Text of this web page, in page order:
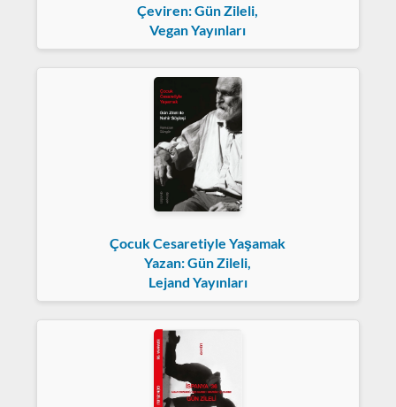
Çeviren: Gün Zileli,
Vegan Yayınları
Çocuk Cesaretiyle Yaşamak
Yazan: Gün Zileli,
Lejand Yayınları